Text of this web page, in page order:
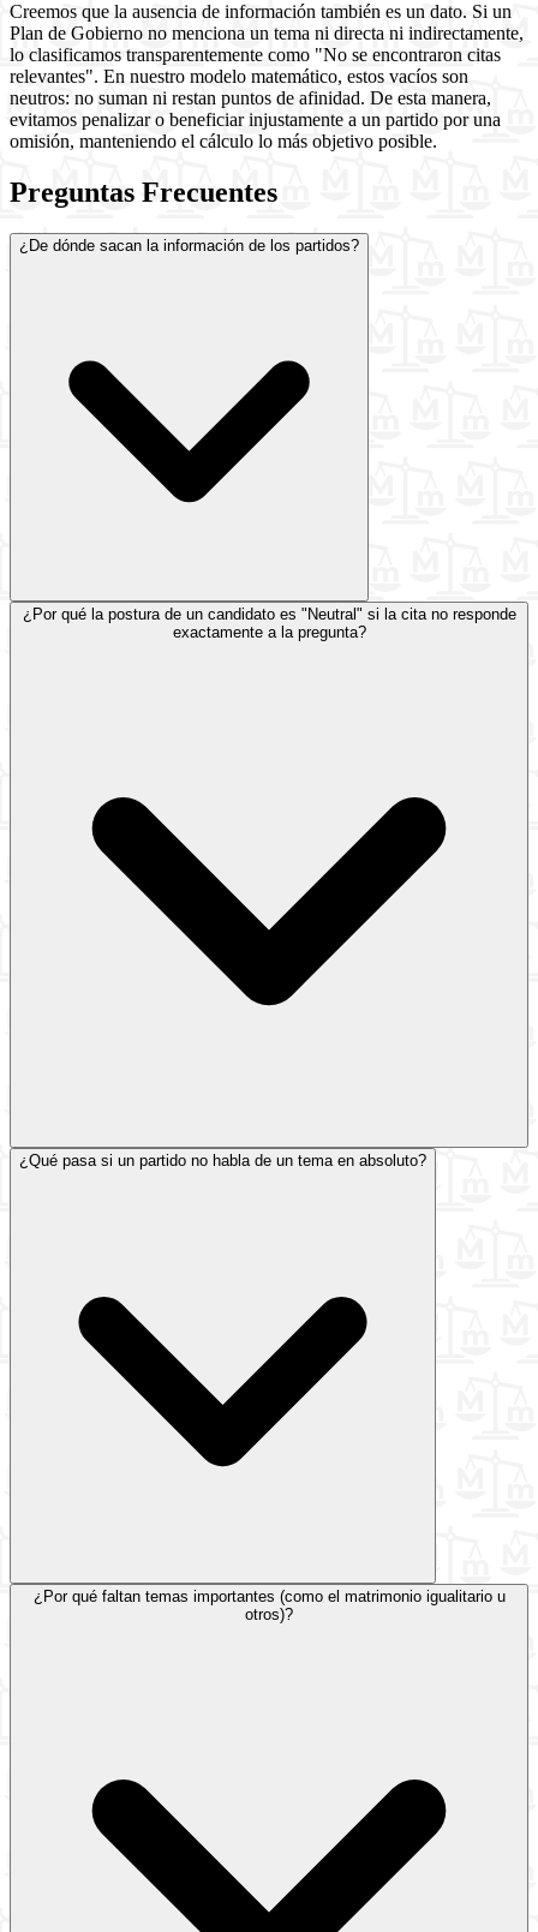
Creemos que la ausencia de información también es un dato. Si un
Plan de Gobierno no menciona un tema ni directa ni indirectamente,
lo clasificamos transparentemente como "No se encontraron citas
relevantes". En nuestro modelo matemático, estos vacíos son
neutros: no suman ni restan puntos de afinidad. De esta manera,
evitamos penalizar o beneficiar injustamente a un partido por una
omisión, manteniendo el cálculo lo más objetivo posible.
Preguntas Frecuentes
¿De dónde sacan la información de los partidos?
¿Por qué la postura de un candidato es "Neutral" si la cita no responde
exactamente a la pregunta?
¿Qué pasa si un partido no habla de un tema en absoluto?
¿Por qué faltan temas importantes (como el matrimonio igualitario u
otros)?